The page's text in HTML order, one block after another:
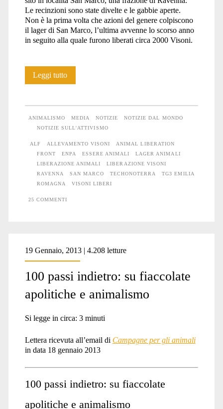
Le recinzioni sono state divelte e le gabbie aperte.
Non è la prima volta che azioni del genere colpiscono
il lager di San Marco, l’ultima avvenne lo scorso anno
in seguito alla quale furono liberati circa 2000 Visoni.
Leggi tutto800
a
Ravenna
ANIMALISMO MEDIA NOTIZIE
NOTIZIE DAL MONDO
NOTIZIE SULL'ATTIVISMO
ALF ALLEVAMENTO VISONI
ANIMAL LIBERATION
FRONT
ENPA ESSERE ANIMALI
LAGER ANIMALI
LIBERAZIONE ANIMALI
LIBERAZIONE VISONI
RAVENNA
SAN MARCO TECHONOTERRA
TG3 EMILIA
ROMAGNA
VISONI LIBERI
25 COMMENTI
19 Gennaio, 2013 | 4.208 letture
100 passi indietro: su fiaccolate
apolitiche e animalismo
Si legge in circa: 3 minuti
Lettera ricevuta all’email di Campagne per gli animali
in data 18 gennaio 2013
100 passi indietro: su fiaccolate
apolitiche e animalismo